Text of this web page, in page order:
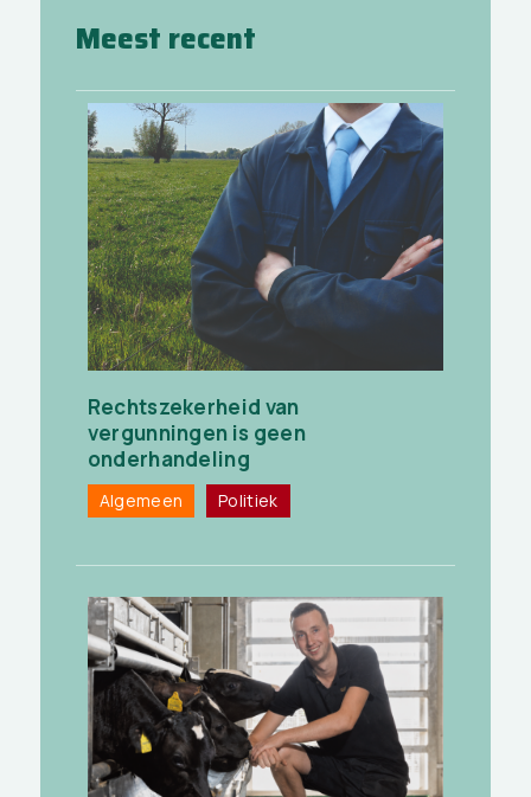
Meest recent
Rechtszekerheid van
vergunningen is geen
onderhandeling
Algemeen Politiek